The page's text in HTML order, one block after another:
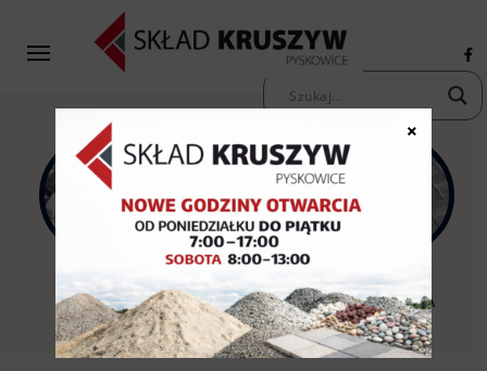
KAMIENIE
OZDOBNE
PIASKI ŻWIRY
KOSTKA
BRUKOWA
×